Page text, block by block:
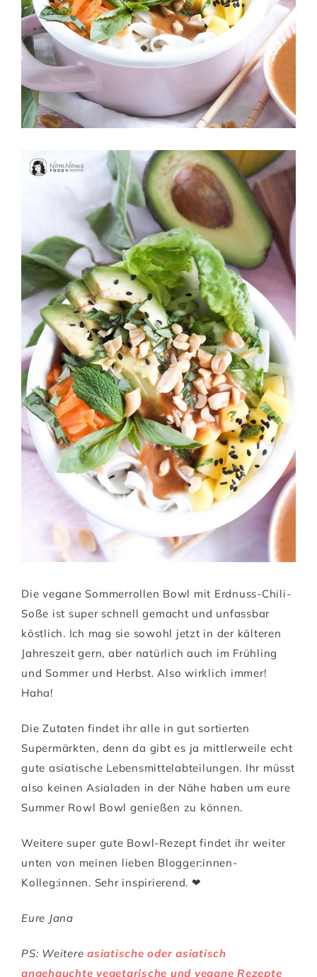
Die vegane Sommerrollen Bowl mit Erdnuss-Chili-
Soße ist super schnell gemacht und unfassbar
köstlich. Ich mag sie sowohl jetzt in der kälteren
Jahreszeit gern, aber natürlich auch im Frühling
und Sommer und Herbst. Also wirklich immer!
Haha!
Die Zutaten findet ihr alle in gut sortierten
Supermärkten, denn da gibt es ja mittlerweile echt
gute asiatische Lebensmittelabteilungen. Ihr müsst
also keinen Asialaden in der Nähe haben um eure
Summer Rowl Bowl genießen zu können.
Weitere super gute Bowl-Rezept findet ihr weiter
unten von meinen lieben Blogger:innen-
Kolleg:innen. Sehr inspirierend. ❤
Eure Jana
PS: Weitere asiatische oder asiatisch
angehauchte vegetarische und vegane Rezepte